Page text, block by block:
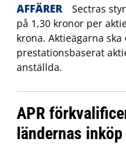
AFFÄRER
Sectras
på 1,30 kronor per
krona. Aktieägarna
prestationsbaserat
anställda.
APR
ländernas inköp